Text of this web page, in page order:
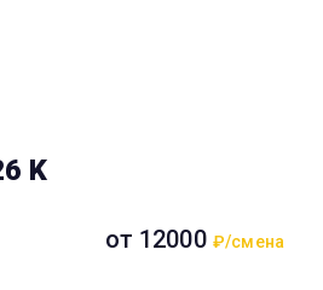
K
от 12000 ₽/смена